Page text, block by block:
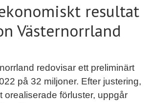
resultat
Västernorrland
redovisar ett preliminärt
på 32 miljoner. Efter justering,
orealiserade förluster, uppgår